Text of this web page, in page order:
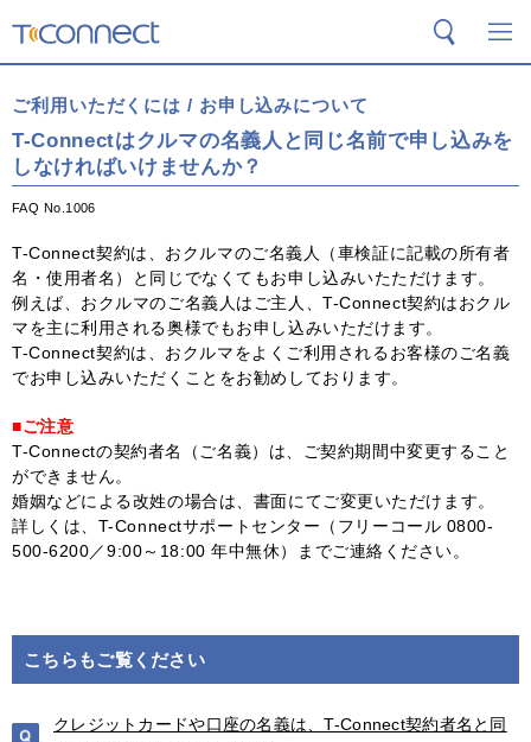
検索
ご利用いただくには / お申し込みについて
T-Connectはクルマの名義人と同じ名前で申し込みを
しなければいけませんか？
FAQ No.1006
T-Connect契約は、おクルマのご名義人（車検証に記載の所有者
名・使用者名）と同じでなくてもお申し込みいたただけます。
例えば、おクルマのご名義人はご主人、T-Connect契約はおクル
マを主に利用される奥様でもお申し込みいただけます。
T-Connect契約は、おクルマをよくご利用されるお客様のご名義
でお申し込みいただくことをお勧めしております。
■ご注意
T-Connectの契約者名（ご名義）は、ご契約期間中変更すること
ができません。
婚姻などによる改姓の場合は、書面にてご変更いただけます。
詳しくは、T-Connectサポートセンター（フリーコール 0800-
500-6200／9:00～18:00 年中無休）までご連絡ください。
こちらもご覧ください
クレジットカードや口座の名義は、T-Connect契約者名と同